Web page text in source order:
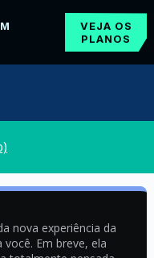
VEJA OS
PLANOS
nova experiência da
Em breve, ela